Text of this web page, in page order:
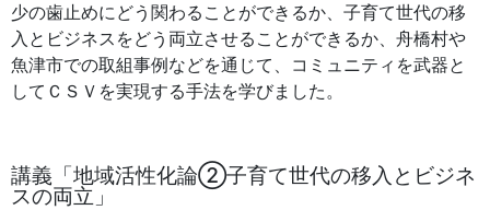
少の歯止めにどう関わることができるか、子育て世代の移
入とビジネスをどう両立させることができるか、舟橋村や
魚津市での取組事例などを通じて、コミュニティを武器と
してＣＳＶを実現する手法を学びました。
講義「地域活性化論②子育て世代の移入とビジネ
スの両立」